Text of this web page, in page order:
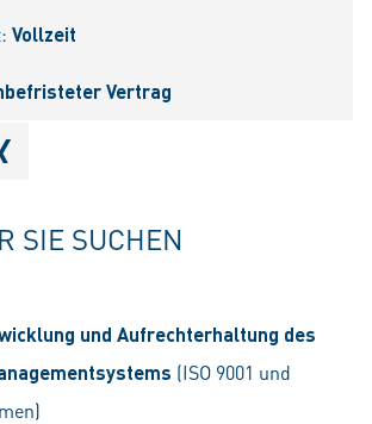
Vollzeit
Vertrag
shareOnxing
SIE SUCHEN
und Aufrechterhaltung des
(ISO 9001 und